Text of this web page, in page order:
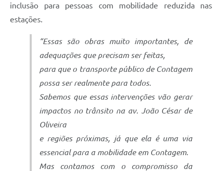
inclusão para pessoas com mobilidade reduzida nas
estações.
“Essas são obras muito importantes, de
adequações que precisam ser feitas,
para que o transporte público de Contagem
possa ser realmente para todos.
Sabemos que essas intervenções vão gerar
impactos no trânsito na av. João César de
Oliveira
e regiões próximas, já que ela é uma via
essencial para a mobilidade em Contagem.
Mas contamos com o compromisso da